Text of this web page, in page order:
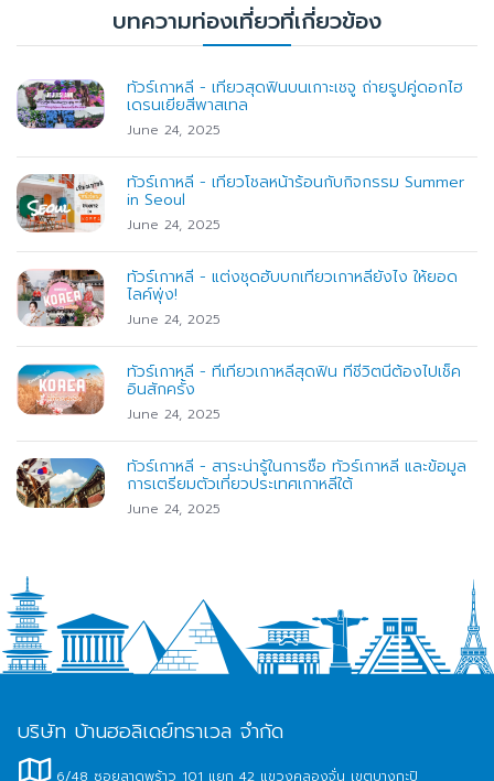
บทความท่องเที่ยวที่เกี่ยวข้อง
ทัวร์เกาหลี - เที่ยวสุดฟินบนเกาะเชจู ถ่ายรูปคู่ดอกไฮ
เดรนเยียสีพาสเทล
June 24, 2025
ทัวร์เกาหลี - เที่ยวโชลหน้าร้อนกับกิจกรรม Summer
in Seoul
June 24, 2025
ทัวร์เกาหลี - แต่งชุดฮับบกเที่ยวเกาหลียังไง ให้ยอด
ไลค์พุ่ง!
June 24, 2025
ทัวร์เกาหลี - ที่เที่ยวเกาหลีสุดฟิน ที่ชีวิตนี้ต้องไปเช็ค
อินสักครั้ง
June 24, 2025
ทัวร์เกาหลี - สาระน่ารู้ในการชื้อ ทัวร์เกาหลี และข้อมูล
การเตรียมตัวเที่ยวประเทศเกาหลีใต้
June 24, 2025
บริษัท บ้านฮอลิเดย์ทราเวล จำกัด
6/48 ซอยลาดพร้าว 101 แยก 42 แขวงคลองจั่น เขตบางกะปิ